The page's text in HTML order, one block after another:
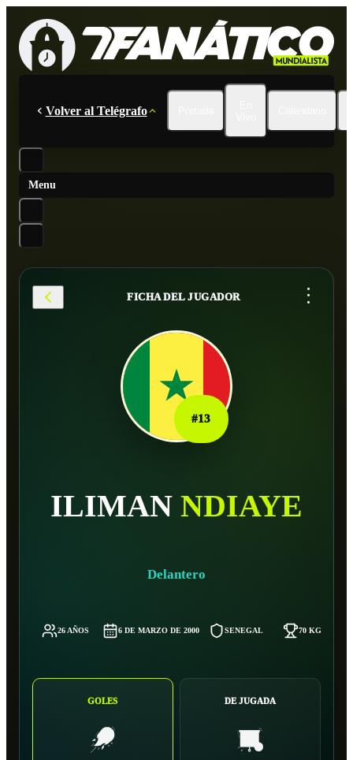
Volver al Telégrafo
Menu
FICHA DEL JUGADOR ...
#13
ILIMAN NDIAYE
Delantero
26 AÑOS 6 DE MARZO DE 2000 SENEGAL 70 KG
GOLES DE JUGADA